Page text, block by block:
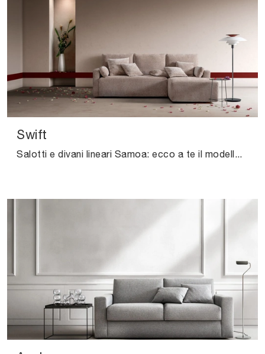
Swift